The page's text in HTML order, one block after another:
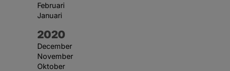
Februari
Januari
År:
2020
December
November
Oktober